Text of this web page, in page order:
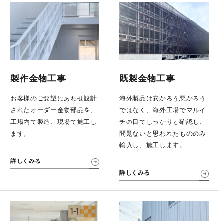
製作金物工事
お客様のご要望にあわせ設計
されたオーダー金物部品を、
工場内で製造、現場で施工し
ます。
詳しくみる
既製金物工事
海外製品は安かろう悪かろう
ではなく、海外工場でマルイ
チの目でしっかりと確認し、
問題ないと思われたもののみ
輸入し、施工します。
詳しくみる